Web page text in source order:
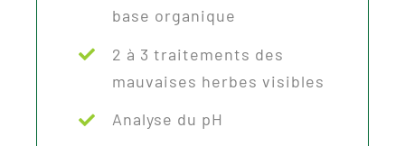
base organique
2 à 3 traitements des
mauvaises herbes visibles
Analyse du pH